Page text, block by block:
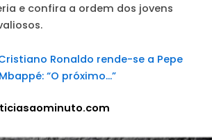
e confira a ordem dos jovens
Ronaldo rende-se a Pepe
“O próximo…”